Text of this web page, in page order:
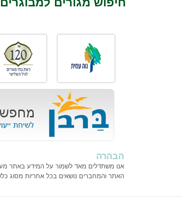
הבהרה
אנו משתדלים מאד לשמור על המידע באתר
האתר והמחברים נושאים בכל אחריות מסוג